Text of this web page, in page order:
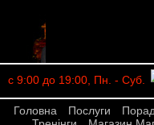
с 9:00 до 19:00, Пн. - Суб.
Головна Послуги